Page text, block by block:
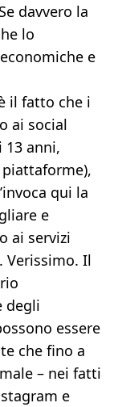
davvero la
lo
e
il fatto che i
ai social
anni,
qui la
e
ai servizi
Verissimo. Il
degli
essere
che fino a
– nei fatti
e